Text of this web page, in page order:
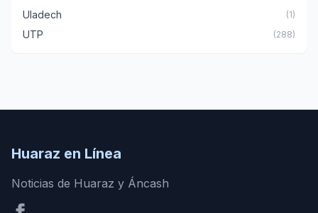
Uladech (1)
UTP (288)
Huaraz en Línea
Noticias de Huaraz y Áncash